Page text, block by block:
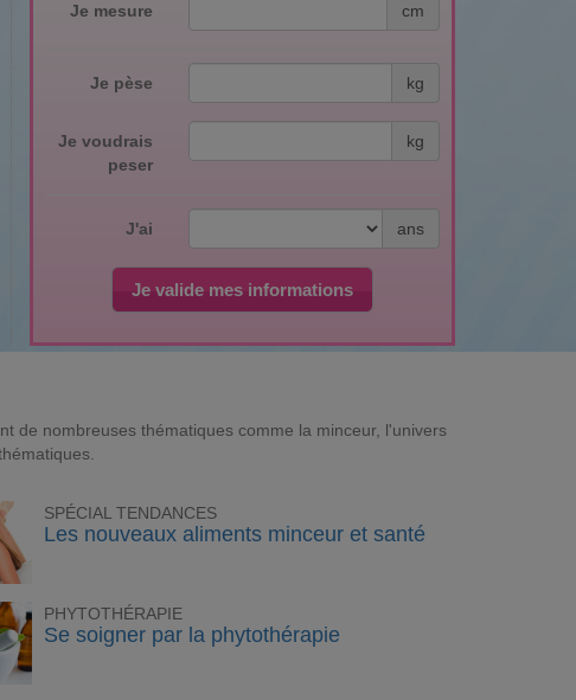
Je mesure cm
Je pèse kg
Je voudrais
peser
kg
J'ai ans
Je valide mes informations
de nombreuses thématiques comme la minceur, l'univers
SPÉCIAL TENDANCES
Les nouveaux aliments minceur et santé
PHYTOTHÉRAPIE
Se soigner par la phytothérapie